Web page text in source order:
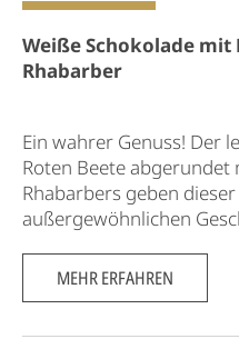
Weiße Schokolade mit
Rhabarber
Ein wahrer Genuss! Der
Roten Beete
Rhabarbers geben
außergewöhnlichen
MEHR ERFAHREN